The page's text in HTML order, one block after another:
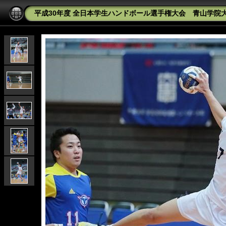
平成30年度 全日本学生ハンドボール選手権大会 青山学